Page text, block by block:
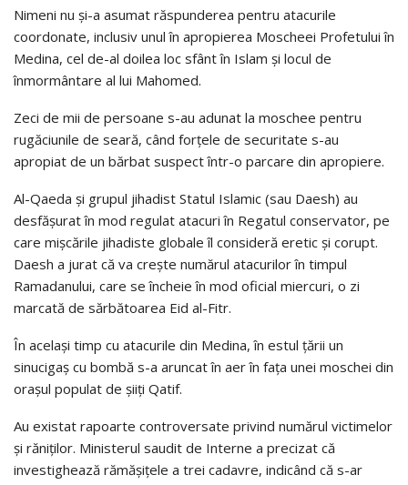
Nimeni nu şi-a asumat răspunderea pentru atacurile
coordonate, inclusiv unul în apropierea Moscheei Profetului în
Medina, cel de-al doilea loc sfânt în Islam şi locul de
înmormântare al lui Mahomed.
Zeci de mii de persoane s-au adunat la moschee pentru
rugăciunile de seară, când forţele de securitate s-au
apropiat de un bărbat suspect într-o parcare din apropiere.
Al-Qaeda şi grupul jihadist Statul Islamic (sau Daesh) au
desfăşurat în mod regulat atacuri în Regatul conservator, pe
care mişcările jihadiste globale îl consideră eretic şi corupt.
Daesh a jurat că va creşte numărul atacurilor în timpul
Ramadanului, care se încheie în mod oficial miercuri, o zi
marcată de sărbătoarea Eid al-Fitr.
În acelaşi timp cu atacurile din Medina, în estul ţării un
sinucigaş cu bombă s-a aruncat în aer în faţa unei moschei din
oraşul populat de şiiţi Qatif.
Au existat rapoarte controversate privind numărul victimelor
şi răniţilor. Ministerul saudit de Interne a precizat că
investighează rămăşiţele a trei cadavre, indicând că s-ar